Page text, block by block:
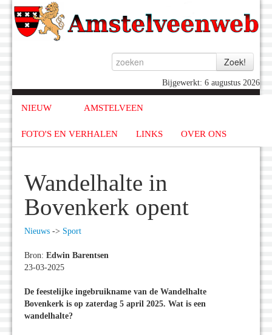
Bijgewerkt: 6 augustus 2026
NIEUW AMSTELVEEN
FOTO'S EN VERHALEN LINKS OVER ONS
Wandelhalte in
Bovenkerk opent
Nieuws -> Sport
Bron: Edwin Barentsen
23-03-2025
De feestelijke ingebruikname van de Wandelhalte
Bovenkerk is op zaterdag 5 april 2025. Wat is een
wandelhalte?